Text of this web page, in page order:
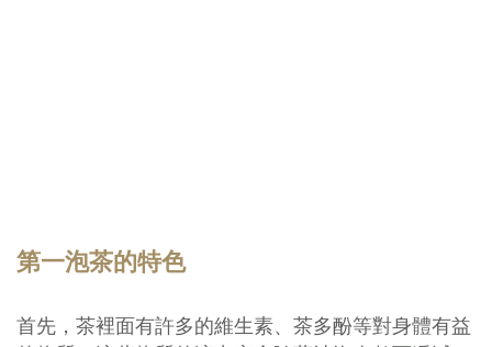
第一泡茶的特色
首先，茶裡面有許多的維生素、茶多酚等對身體有益